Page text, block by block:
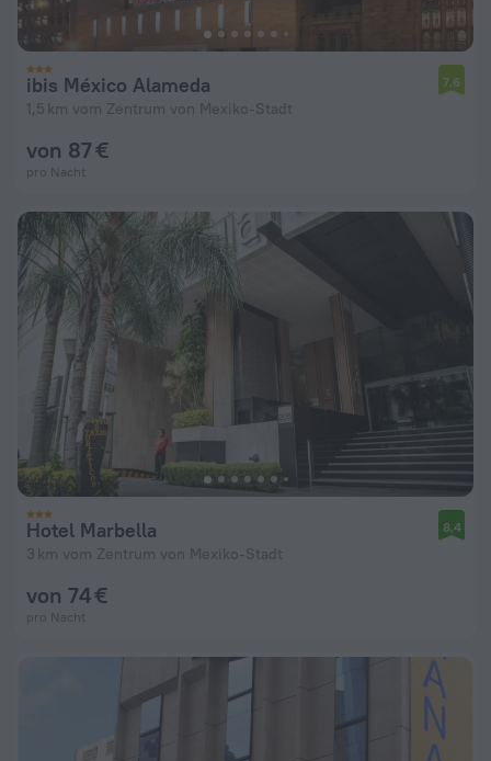
ibis México Alameda
1,5 km vom Zentrum von Mexiko-Stadt
7,6
von 87 €
pro Nacht
Hotel Marbella
3 km vom Zentrum von Mexiko-Stadt
8,4
von 74 €
pro Nacht